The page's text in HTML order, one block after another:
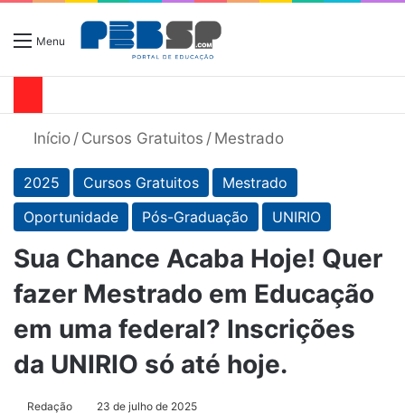
Menu
Início / Cursos Gratuitos / Mestrado
2025 Cursos Gratuitos
Mestrado
Oportunidade
Pós-Graduação UNIRIO
Sua Chance Acaba Hoje! Quer
fazer Mestrado em Educação
em uma federal? Inscrições
da UNIRIO só até hoje.
Redação 23 de julho de 2025